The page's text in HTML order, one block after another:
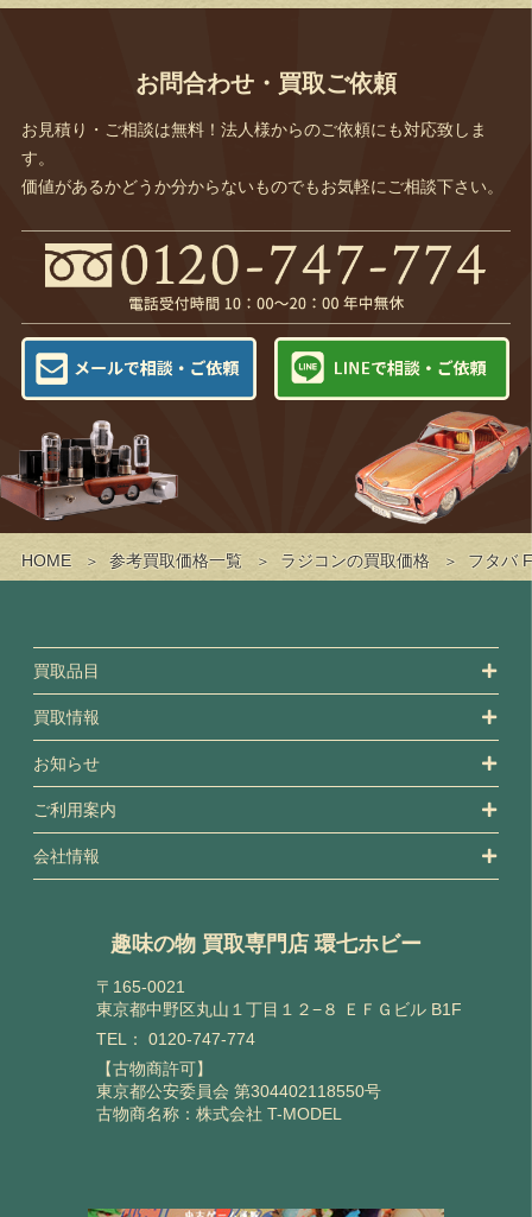
HOME 参考買取価格一覧 ラジコンの買取価格 フタバ
お問合わせ・買取ご依頼
お見積り・ご相談は無料！法人様からのご依頼にも対応致しま
す。
価値があるかどうか分からないものでもお気軽にご相談下さい。
買取品目
買取情報
お知らせ
ご利用案内
会社情報
趣味の物 買取専門店 環七ホビー
〒165-0021
東京都中野区丸山１丁目１２−８ ＥＦＧビル B1F
TEL： 0120-747-774
【古物商許可】
東京都公安委員会 第304402118550号
古物商名称：株式会社 T-MODEL